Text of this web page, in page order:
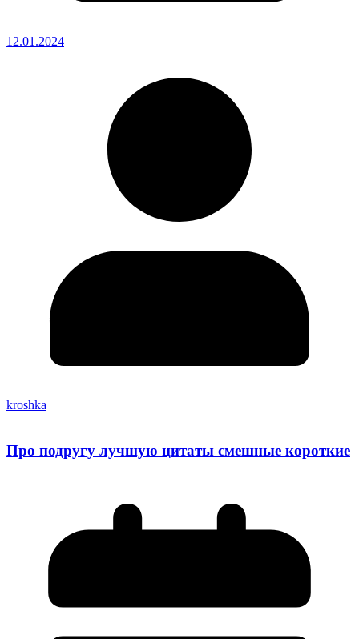
12.01.2024
kroshka
Про подругу лучшую цитаты смешные короткие